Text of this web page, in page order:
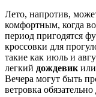
Лето, напротив,
комфортным, когда
период пригодятся
кроссовки для
такие как июль и
легкий дождевик
Вечера могут быть
ветровка